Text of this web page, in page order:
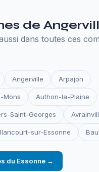
de
dans toutes ces
Angerville Arpajon
Mons Authon-la-Plaine
Saint-Georges
sur-Essonne
du Essonne →